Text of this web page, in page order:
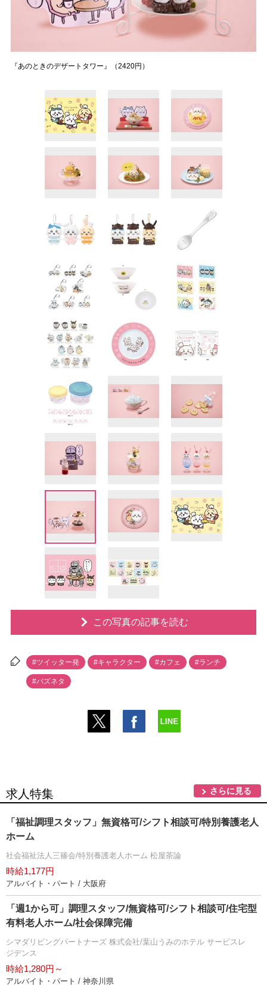
『あのときのデザートタワー』（2420円）
この写真の記事を読む
#ツイッター発 #キャラクター #カフェ #ランチ
#バズネタ
求人特集 さらに見る
「福祉調理スタッフ」無資格可/シフト相談可/特別養護老人
ホーム
社会福祉法人三篠会/特別養護老人ホーム 松屋茶論
時給1,177円
アルバイト・パート / 大阪府
「週1から可」調理スタッフ/無資格可/シフト相談可/住宅型
有料老人ホーム/社会保障完備
シマダリビングパートナーズ 株式会社/葉山うみのホテル サービスレ
ジデンス
時給1,280円～
アルバイト・パート / 神奈川県